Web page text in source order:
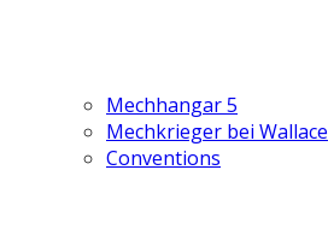
Mechhangar 5
Mechkrieger bei Wallace
Conventions